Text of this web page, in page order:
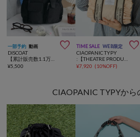
一部予約 動画 
DISCOAT
¥5,500
TIME SALE WEB限定 
CIAOPANIC TYPY
¥7,920 (10%OFF)
CIAOPANIC TYPYから